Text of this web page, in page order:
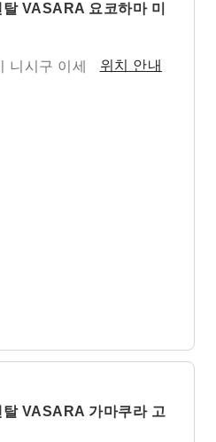
VASARA 요코하마 미
니시구 이세
위치 안내
VASARA 가마쿠라 고